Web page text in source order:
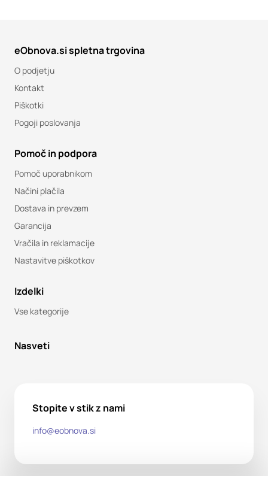
eObnova.si spletna trgovina
O podjetju
Kontakt
Piškotki
Pogoji poslovanja
Pomoč in podpora
Pomoč uporabnikom
Načini plačila
Dostava in prevzem
Garancija
Vračila in reklamacije
Nastavitve piškotkov
Izdelki
Vse kategorije
Nasveti
Stopite v stik z nami
info@eobnova.si